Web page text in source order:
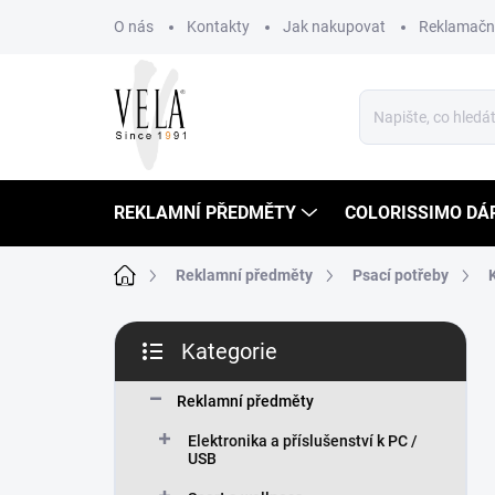
O nás Kontakty Jak nakupovat
REKLAMNÍ PŘEDMĚTY COLORISSIMO
Domů Reklamní předměty Psací potřeby
P
s
kategorie
Kategorie
Reklamní předměty
Elektronika a příslušenství k PC /
USB